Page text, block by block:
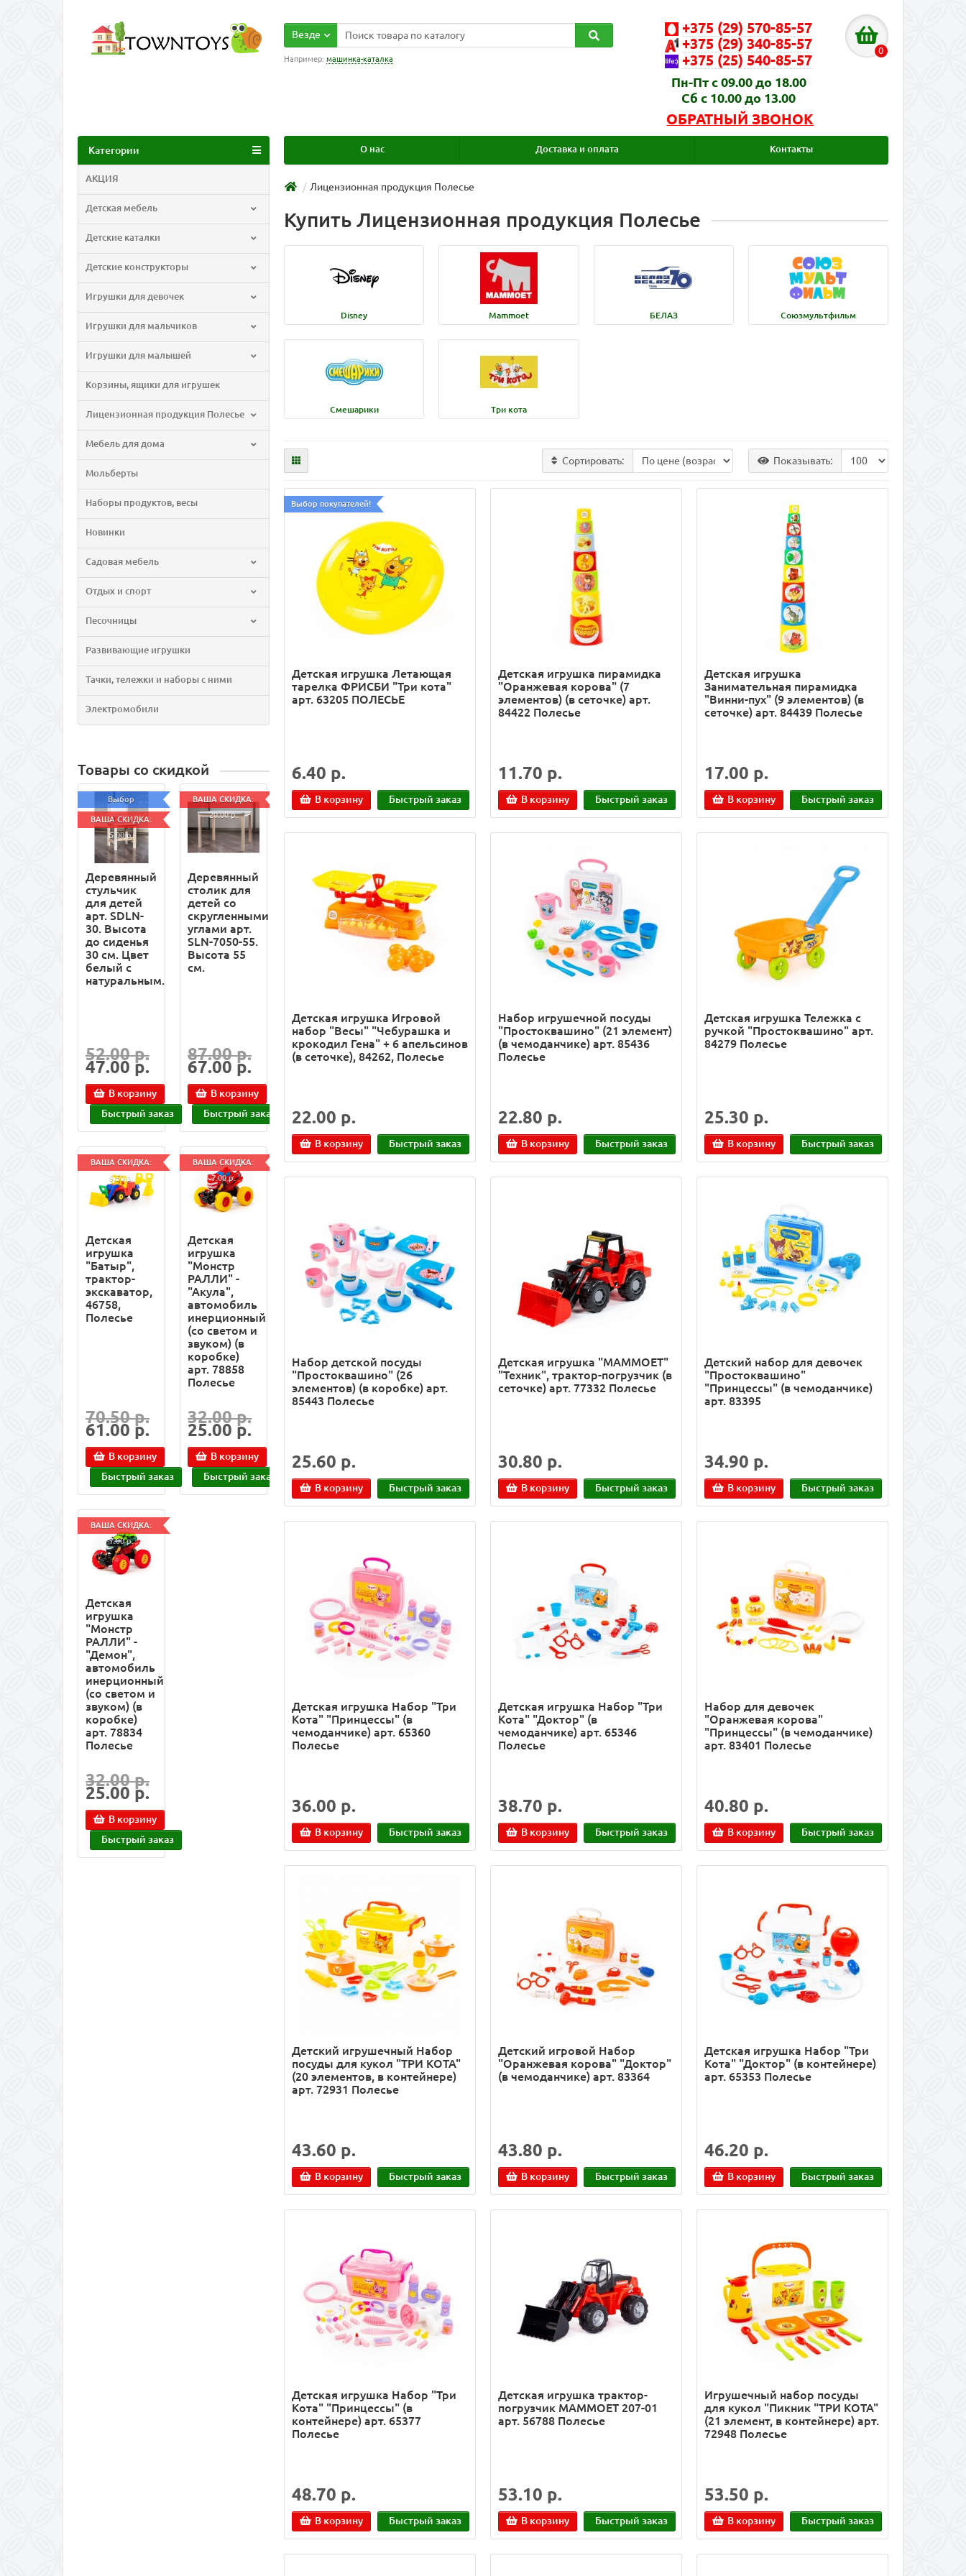
Везде
Например: машинка-каталка
+375 (29) 570-85-57
+375 (29) 340-85-57
+375 (25) 540-85-57
Пн-Пт с 09.00 до 18.00
Сб с 10.00 до 13.00
ОБРАТНЫЙ ЗВОНОК
0
О нас Доставка и оплата Контакты
Категории
АКЦИЯ
Детская мебель
Детские каталки
Детские конструкторы
Игрушки для девочек
Игрушки для мальчиков
Игрушки для малышей
Корзины, ящики для игрушек
Лицензионная продукция Полесье
Мебель для дома
Мольберты
Наборы продуктов, весы
Новинки
Садовая мебель
Отдых и спорт
Песочницы
Развивающие игрушки
Тачки, тележки и наборы с ними
Электромобили
Лицензионная продукция Полесье
Товары со скидкой
Выбор
покупателей!
ВАША СКИДКА:
5.00 р.
Деревянный
стульчик
для детей
арт. SDLN-
30. Высота
до сиденья
30 см. Цвет
белый с
натуральным.
52.00 р.
47.00 р.
В корзину
Быстрый заказ
ВАША СКИДКА:
20.00 р.
Деревянный
столик для
детей со
скругленными
углами арт.
SLN-7050-55.
Высота 55
см.
87.00 р.
67.00 р.
В корзину
Быстрый заказ
ВАША СКИДКА:
9.50 р.
Детская
игрушка
"Батыр",
трактор-
экскаватор,
46758,
Полесье
70.50 р.
61.00 р.
В корзину
Быстрый заказ
ВАША СКИДКА:
7.00 р.
Детская
игрушка
"Монстр
РАЛЛИ" -
"Акула",
автомобиль
инерционный
(со светом и
звуком) (в
коробке)
арт. 78858
Полесье
32.00 р.
25.00 р.
В корзину
Быстрый заказ
ВАША СКИДКА:
7.00 р.
Детская
игрушка
"Монстр
РАЛЛИ" -
"Демон",
автомобиль
инерционный
(со светом и
звуком) (в
коробке)
арт. 78834
Полесье
32.00 р.
25.00 р.
В корзину
Быстрый заказ
Купить Лицензионная продукция Полесье
Disney Mammoet БЕЛАЗ Союзмультфильм
Смешарики Три кота
Сортировать: Показывать:
Выбор покупателей!
Детская игрушка Летающая
тарелка ФРИСБИ "Три кота"
арт. 63205 ПОЛЕСЬЕ
6.40 р.
В корзину Быстрый заказ
Детская игрушка пирамидка
"Оранжевая корова" (7
элементов) (в сеточке) арт.
84422 Полесье
11.70 р.
В корзину Быстрый заказ
Детская игрушка
Занимательная пирамидка
"Винни-пух" (9 элементов) (в
сеточке) арт. 84439 Полесье
17.00 р.
В корзину Быстрый заказ
Детская игрушка Игровой
набор "Весы" "Чебурашка и
крокодил Гена" + 6 апельсинов
(в сеточке), 84262, Полесье
22.00 р.
В корзину Быстрый заказ
Набор игрушечной посуды
"Простоквашино" (21 элемент)
(в чемоданчике) арт. 85436
Полесье
22.80 р.
В корзину Быстрый заказ
Детская игрушка Тележка с
ручкой "Простоквашино" арт.
84279 Полесье
25.30 р.
В корзину Быстрый заказ
Набор детской посуды
"Простоквашино" (26
элементов) (в коробке) арт.
85443 Полесье
25.60 р.
В корзину Быстрый заказ
Детская игрушка "MAMMOET"
"Техник", трактор-погрузчик (в
сеточке) арт. 77332 Полесье
30.80 р.
В корзину Быстрый заказ
Детский набор для девочек
"Простоквашино"
"Принцессы" (в чемоданчике)
арт. 83395
34.90 р.
В корзину Быстрый заказ
Детская игрушка Набор "Три
Кота" "Принцессы" (в
чемоданчике) арт. 65360
Полесье
36.00 р.
В корзину Быстрый заказ
Детская игрушка Набор "Три
Кота" "Доктор" (в
чемоданчике) арт. 65346
Полесье
38.70 р.
В корзину Быстрый заказ
Набор для девочек
"Оранжевая корова"
"Принцессы" (в чемоданчике)
арт. 83401 Полесье
40.80 р.
В корзину Быстрый заказ
Детский игрушечный Набор
посуды для кукол "ТРИ КОТА"
(20 элементов, в контейнере)
арт. 72931 Полесье
43.60 р.
В корзину Быстрый заказ
Детский игровой Набор
"Оранжевая корова" "Доктор"
(в чемоданчике) арт. 83364
43.80 р.
В корзину Быстрый заказ
Детская игрушка Набор "Три
Кота" "Доктор" (в контейнере)
арт. 65353 Полесье
46.20 р.
В корзину Быстрый заказ
Детская игрушка Набор "Три
Кота" "Принцессы" (в
контейнере) арт. 65377
Полесье
48.70 р.
В корзину Быстрый заказ
Детская игрушка трактор-
погрузчик MAMMOET 207-01
арт. 56788 Полесье
53.10 р.
В корзину Быстрый заказ
Игрушечный набор посуды
для кукол "Пикник "ТРИ КОТА"
(21 элемент, в контейнере) арт.
72948 Полесье
53.50 р.
В корзину Быстрый заказ